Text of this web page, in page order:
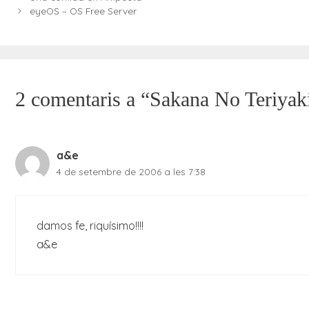
eyeOS – OS Free Server
2 comentaris a “Sakana No
a&e
4 de setembre de 2006 a les 7:38
damos fe, riquísimo!!!!
a&e